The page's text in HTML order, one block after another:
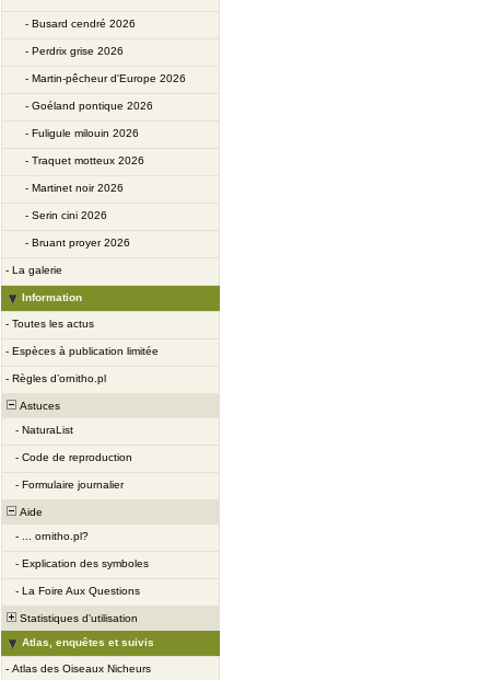
- Busard cendré 2026
- Perdrix grise 2026
- Martin-pêcheur d'Europe 2026
- Goéland pontique 2026
- Fuligule milouin 2026
- Traquet motteux 2026
- Martinet noir 2026
- Serin cini 2026
- Bruant proyer 2026
- La galerie
Information
- Toutes les actus
- Espèces à publication limitée
- Règles d’ornitho.pl
Astuces
- NaturaList
- Code de reproduction
- Formulaire journalier
Aide
-
... ornitho.pl?
- Explication des symboles
- La Foire Aux Questions
Statistiques d'utilisation
Atlas, enquêtes et suivis
- Atlas des Oiseaux Nicheurs